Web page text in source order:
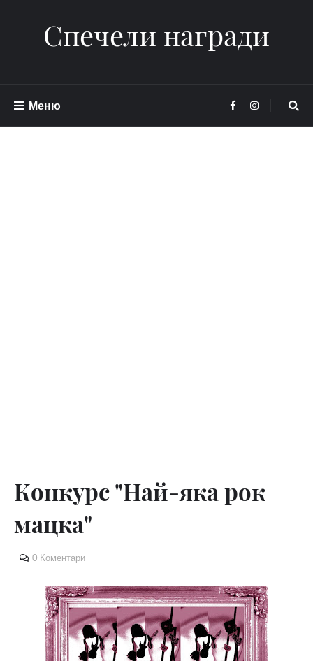
Спечели награди
Меню
Конкурс "Най-яка рок
мацка"
0 Коментари